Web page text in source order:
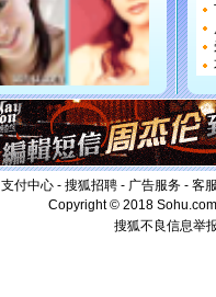
[元旦]
如
起；二
离。水
[元旦]
当
泣，这
卖了。水
[春节]风
颜！冬去
道一声平
[春节] 传
片叶子是
支付中心 - 搜狐招聘 - 广告服务 - 客
Copyright © 2018
搜狐不良信息举